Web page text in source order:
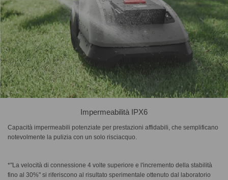
Impermeabilità IPX6
Capacità impermeabili potenziate per prestazioni affidabili, che semplificano
notevolmente la pulizia con un solo risciacquo.
*"La velocità di connessione 4 volte superiore e l'incremento della stabilità
fino al 30%" si riferiscono al risultato sperimentale ottenuto dal laboratorio